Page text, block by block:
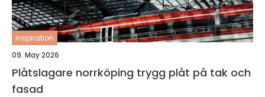
inspiration
09. May 2026
Plåtslagare norrköping trygg plåt på tak och
fasad